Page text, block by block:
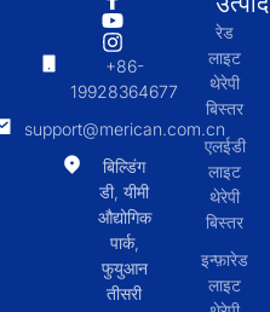
+86-
19928364677
support@merican.com.cn
बिल्डिंग
डी, यीमी
औद्योगिक
पार्क,
फुयुआन
तीसरी
रेड
लाइट
थेरेपी
बिस्तर
एलईडी
लाइट
थेरेपी
बिस्तर
इन्फ़ारेड
लाइट